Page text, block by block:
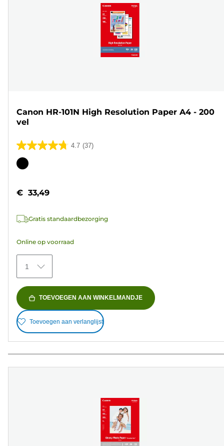
Canon HR-101N High Resolution Paper A4 - 200
vel
4.7 (37)
4.7
van
sterren.
beoordelingen
Kleurencartridge
€ 33,49
Gratis standaardbezorging
Online op voorraad
1
TOEVOEGEN AAN WINKELMANDJE
Toevoegen aan verlanglijst